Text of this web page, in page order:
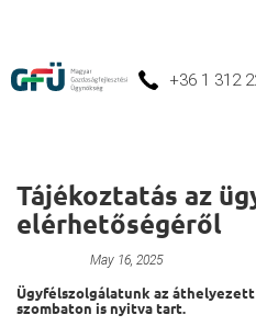
+36 1 312
Tájékoztatás az
elérhetőségéről
May 16, 2025
Ügyfélszolgálatunk az áthelyezett
szombaton is nyitva tart.